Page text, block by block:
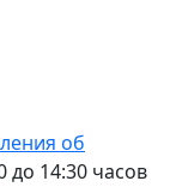
об
до 14:30 часов